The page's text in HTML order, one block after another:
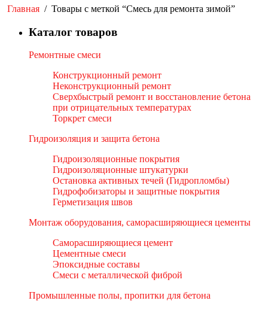
Главная / Товары с меткой “Смесь для ремонта зимой”
Каталог товаров
Ремонтные смеси
Конструкционный ремонт
Неконструкционный ремонт
Сверхбыстрый ремонт и восстановление бетона
при отрицательных температурах
Торкрет смеси
Гидроизоляция и защита бетона
Гидроизоляционные покрытия
Гидроизоляционные штукатурки
Остановка активных течей (Гидропломбы)
Гидрофобизаторы и защитные покрытия
Герметизация швов
Монтаж оборудования, саморасширяющиеся цементы
Саморасширяющиеся цемент
Цементные смеси
Эпоксидные составы
Смеси с металлической фиброй
Промышленные полы, пропитки для бетона